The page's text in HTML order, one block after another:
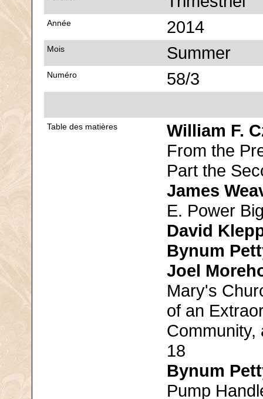
Année 2014
Mois Summer
Numéro 58/3
Table des matières
William F.
From the
Part the
James
E. Power
David
Bynum
Joel
Mary's
of an
Community,
18
Bynum
Pump